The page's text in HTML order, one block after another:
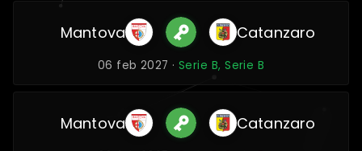
Mantova Catanzaro
06 feb 2027 ·Serie B, Serie B
Mantova Catanzaro